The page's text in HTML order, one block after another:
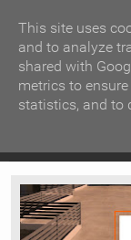
ΚΕΝΤΡΙΚΗ ΑΝΑ
ΕΙΔΗΣΕΙΣ ΑΝΑ
ΠΡΟΣΦΑΤΑ
Ν. ΣΕΡΡΩΝ Η ΓΗ
ΤΥΧΑΙΕΣ
This site uses
and to analyze
shared with
metrics to
statistics, and to